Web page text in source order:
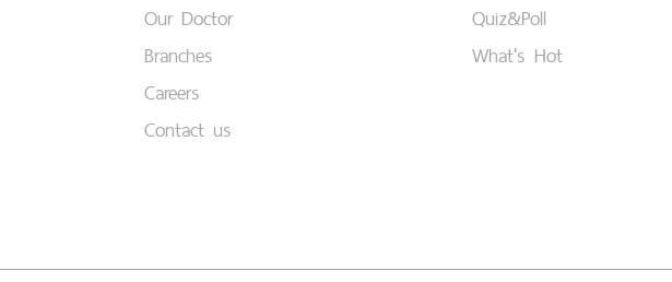
Our Doctor
Branches
Careers
Contact us
Quiz&Poll
What's Hot